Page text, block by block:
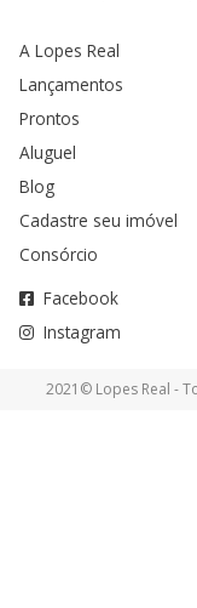
A Lopes Real
Lançamentos
Prontos
Aluguel
Blog
Cadastre seu imóvel
Consórcio
Facebook
Instagram
2021© Lopes Real -